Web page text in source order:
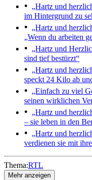
„Hartz und
im Hintergrund zu
„Hartz und
„Wenn du arbeiten
„Hartz und
sind tief bestürzt“
„Hartz und
speckt 24 Kilo ab
„Einfach zu viel
seinen wirklichen
„Hartz und
– sie leben in den
„Hartz und
verdienen sie mit
Thema:RTL
Mehr anzeigen